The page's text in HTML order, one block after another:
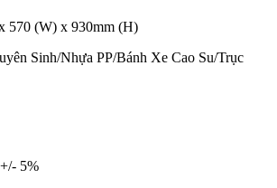
570 (W) x 930mm (H)
Sinh/Nhựa PP/Bánh Xe Cao Su/Trục
5%